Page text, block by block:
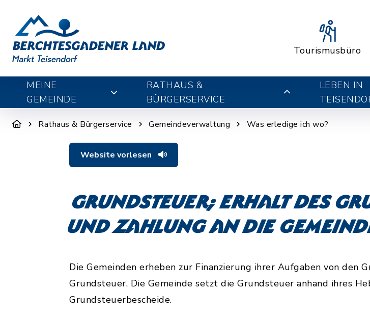
Tourismusbüro
MEINE
GEMEINDE
RATHAUS &
BÜRGERSERVICE
LEBEN IN
Rathaus & Bürgerservice Gemeindeverwaltung Was erledige ich wo?
Website vorlesen
Grundsteuer; Erhalt des
und Zahlung an die
Die Gemeinden erheben zur Finanzierung ihrer Aufgaben von den
Grundsteuer. Die Gemeinde setzt die Grundsteuer anhand ihres
Grundsteuerbescheide.